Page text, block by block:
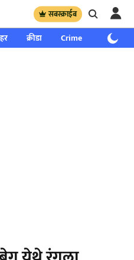
सबस्क्राईब
क्रीडा Crime साप्ताहिक